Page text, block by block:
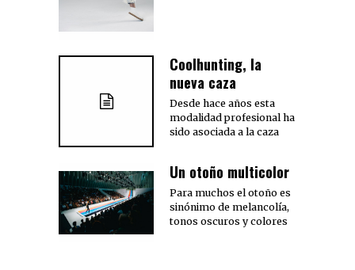
Coolhunting, la
nueva caza
Desde hace años esta
modalidad profesional ha
sido asociada a la caza
Un otoño multicolor
Para muchos el otoño es
sinónimo de melancolía,
tonos oscuros y colores